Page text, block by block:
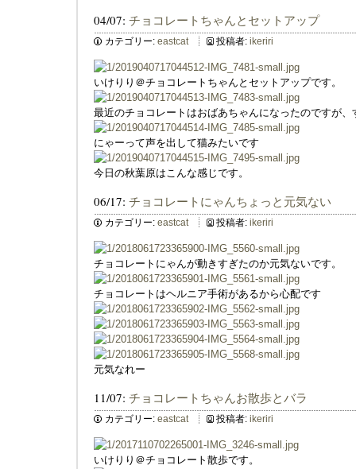
04/07: チョコレートちゃんとセットアップ
カテゴリー: eastcat 投稿者: ikeriri
いけりり＠チョコレートちゃんとセットアップです。
最近のチョコレートはおばあちゃんになったのですが
にゃーって声を出して猫みたいです
今日の秋葉原はこんな感じです。
06/17: チョコレートにゃんちょっと元気ない
カテゴリー: eastcat 投稿者: ikeriri
チョコレートにゃんが動きすぎたのか元気ないです。
チョコレートはヘルニア手術があるから心配です
元気なれー
11/07: チョコレートちゃんお散歩とバラ
カテゴリー: eastcat 投稿者: ikeriri
いけりり＠チョコレート散歩です。